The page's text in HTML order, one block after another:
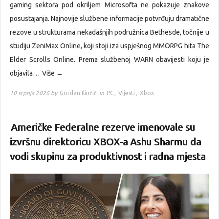
gaming sektora pod okriljem Microsofta ne pokazuje znakove
posustajanja. Najnovije službene informacije potvrđuju dramatične
rezove u strukturama nekadašnjih podružnica Bethesde, točnije u
studiju ZeniMax Online, koji stoji iza uspješnog MMORPG hita The
Elder Scrolls Online. Prema službenoj WARN obavijesti koju je
objavila… Više →
10 srpnja 2026 by Gordan Ilinčić in PC , Vijesti , Xbox
Američke Federalne rezerve imenovale su
izvršnu direktoricu XBOX-a Ashu Sharmu da
vodi skupinu za produktivnost i radna mjesta